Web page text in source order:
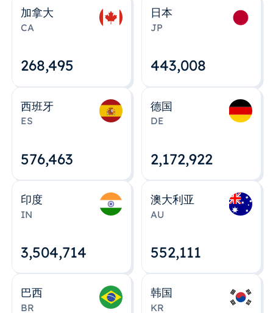
加拿大
CA
268,495
日本
JP
443,008
西班牙
ES
576,463
德国
DE
2,172,922
印度
IN
3,504,715
澳大利亚
AU
552,112
巴西
BR
韩国
KR